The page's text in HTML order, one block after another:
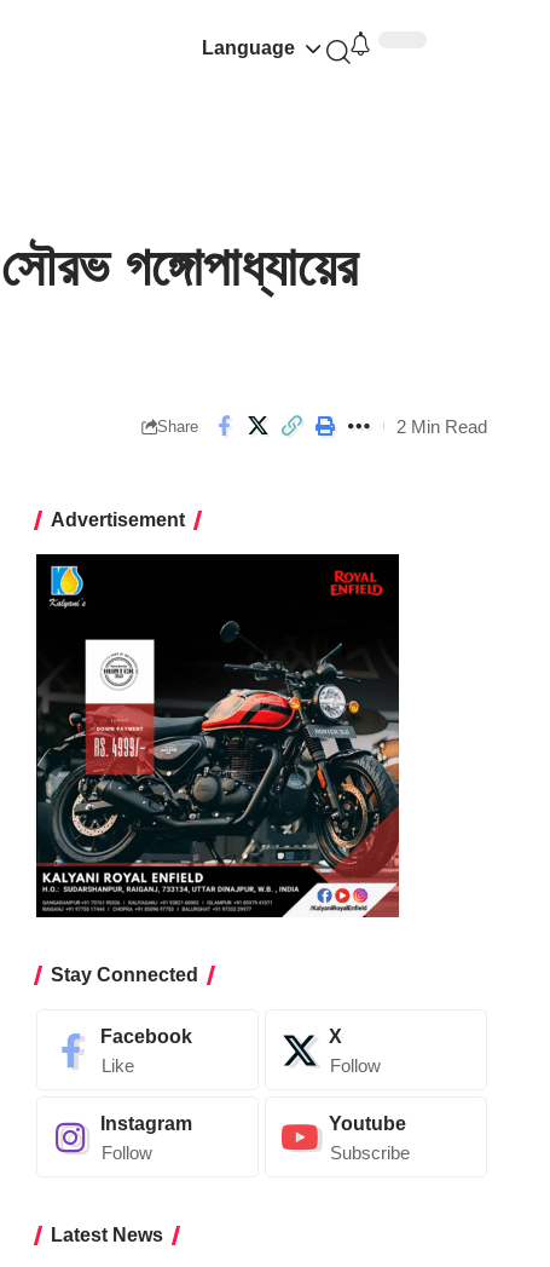
Language
গঙ্গোপাধ্যায়ের
Share 2 Min Read
Advertisement
Stay Connected
Facebook
Like
X
Follow
Instagram
Follow
Youtube
Subscribe
Latest News